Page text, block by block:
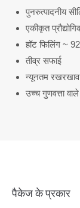
पुनरुत्पादनीय
एकीकृत
हॉट फिलिंग ~
तीव्र सफाई
न्यूनतम
उच्च गुणवत्ता
पैकेज के प्रकार